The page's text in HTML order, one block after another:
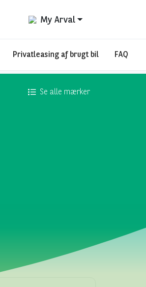
My Arval
Privatleasing af brugt bil FAQ
Se alle mærker